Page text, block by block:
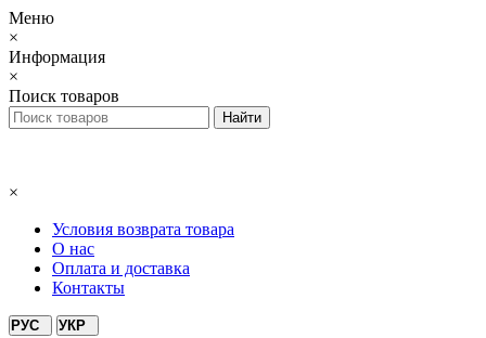
Меню
×
Информация
×
Поиск товаров
×
Условия возврата товара
О нас
Оплата и доставка
Контакты
РУС УКР